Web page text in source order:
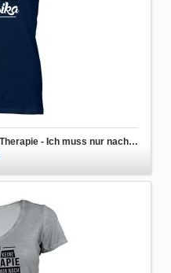
Damen T-Shirt Ich brauche keine Therapie - Ich muss nur nach Korsika